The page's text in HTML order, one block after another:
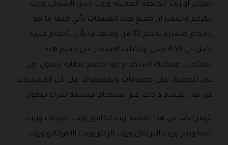
العربي أو زيت الخلطه العجيبه وزيت التين الشوكي وزيت
الكركم والمميز ان جميع هذه المنتجات تأتي منها ما هو
باحجام صغيره بحجم 30 مل ومنها ما يأتي بأحجام كبيرة
تصل الى 450 مللي وتختلف الاسعار على جميع هذه
المنتجات ويمكنك استخدام كود خصم عطاره شمول اون
لاين للحصول على خصومات وتخفيضات على كل المشتريات
من هذا القسم و ذلك عبر استخدام قسيمة شراء شمول .
يتوفر ايضا في هذا القسم زيت الكافور وزيت الزنجاب وزيت
البابا وينج وزيت البرتقال وزيت الزعتر وزيت الافوكادو وزيت